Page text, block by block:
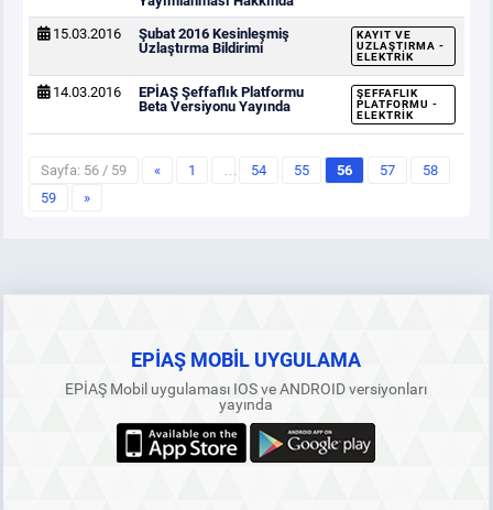
15.03.2016
Şubat 2016 Kesinleşmiş
Uzlaştırma Bildirimi
KAYIT VE
UZLAŞTIRMA -
ELEKTRIK
14.03.2016
EPİAŞ Şeffaflık Platformu
Beta Versiyonu Yayında
ŞEFFAFLIK
PLATFORMU -
ELEKTRIK
Sayfa: 56 / 59 « 1 … 54 55 56 57
58
59
»
EPİAŞ MOBİL UYGULAMA
EPİAŞ Mobil uygulaması IOS ve ANDROID versiyonları
yayında